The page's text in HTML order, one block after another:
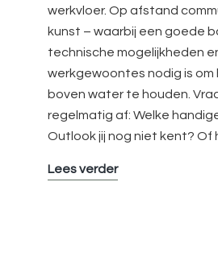
werkvloer. Op afstand
kunst – waarbij een goede
technische mogelijkheden
werkgewoontes nodig is om
boven water te houden.
regelmatig af: Welke
Outlook jij nog niet kent? Of
Lees verderBaas